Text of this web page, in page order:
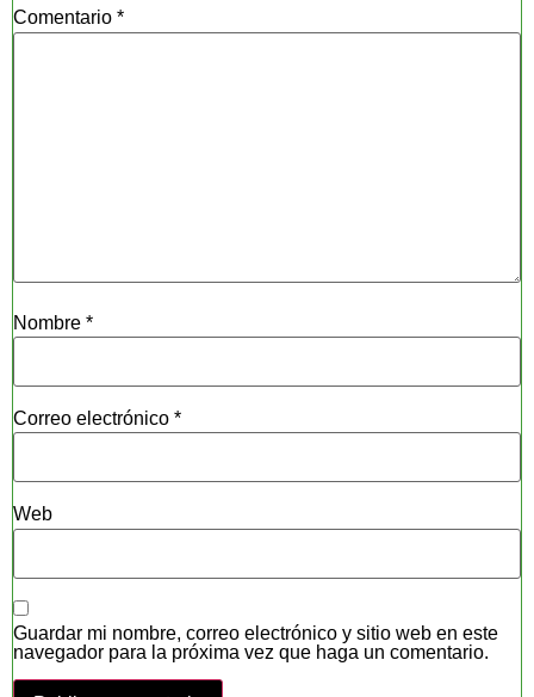
Comentario *
Nombre *
Correo electrónico *
Web
Guardar mi nombre, correo electrónico y sitio web en este
navegador para la próxima vez que haga un comentario.